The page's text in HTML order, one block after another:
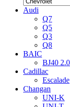
Audi
Q7
Q5
Q3
Q8
BAIC
BJ40
Cadillac
Escalade
Changan
UNI-K